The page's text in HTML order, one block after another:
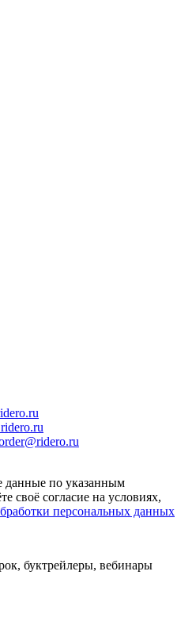
данные по указанным
своё согласие на условиях,
персональных данных
буктрейлеры, вебинары